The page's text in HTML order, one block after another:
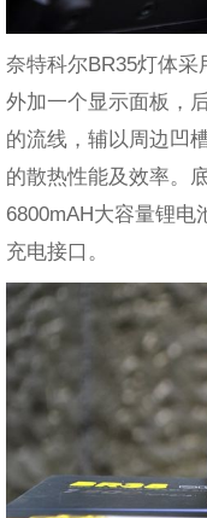
奈特科尔BR35灯体
外加一个显示面板，
的流线，辅以周边凹
的散热性能及效率。
6800mAH大容量锂电
充电接口。